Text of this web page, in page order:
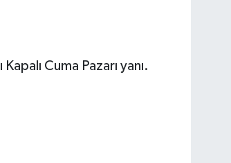
Cuma Pazarı yanı.